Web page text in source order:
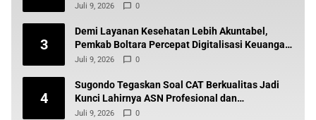
Juli 9, 2026 0
3
Demi Layanan Kesehatan Lebih Akuntabel,
Pemkab Boltara Percepat Digitalisasi Keuangan
BLUD
Juli 9, 2026 0
4
Sugondo Tegaskan Soal CAT Berkualitas Jadi
Kunci Lahirnya ASN Profesional dan
Berintegritas
Juli 9, 2026 0